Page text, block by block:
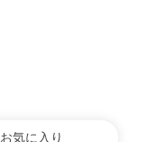
お気に入り